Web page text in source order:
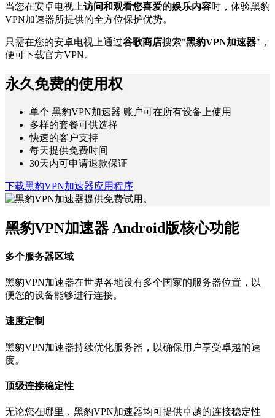
当您在安卓电视上访问和观看您喜爱的娱乐内容时，体验黑豹
VPN加速器所提供的全方位保护优势。
只需在您的安卓电视上通过谷歌商店搜索"黑豹VPN加速器"，
便可下载官方VPN。
永久免费的使用权
单个 黑豹VPN加速器 账户可在所有设备上使用
多样的套餐可供选择
快速的客户支持
每天提供免费时间
30天内可申请退款保证
下载黑豹VPN加速器应用程序
黑豹VPN加速器 Android版核心功能
多个服务器区域
黑豹VPN加速器在世界各地设有多个国家的服务器位置，以
便您的设备能够进行连接。
速度定制
黑豹VPN加速器持续优化服务器，以确保用户享受卓越的速
度。
顶级连接稳定性
无论您在哪里，黑豹VPN加速器均可提供卓越的连接稳定性